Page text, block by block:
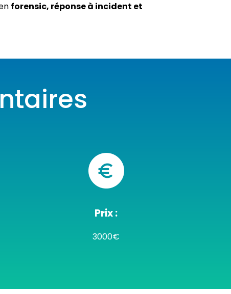
forensic, réponse à incident et
Prix :
3000€